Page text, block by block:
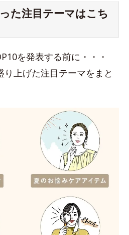
た注目テーマはこち
を発表する前に・・・
上げた注目テーマをまと